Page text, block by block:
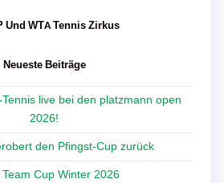
Und WTA Tennis Zirkus
Neueste Beiträge
live bei den platzmann open
2026!
den Pfingst-Cup zurück
Cup Winter 2026